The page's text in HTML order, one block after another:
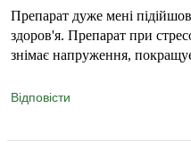
Препарат дуже мені
здоров'я. Препарат при
знімає напруження,
Відповісти